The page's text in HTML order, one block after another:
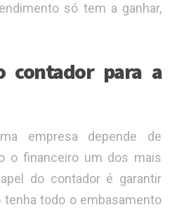
só tem a ganhar,
contador para a
empresa depende de
o financeiro um dos mais
do contador é garantir
todo o embasamento